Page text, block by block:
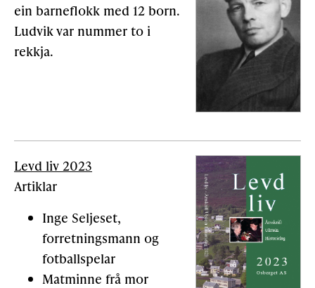
ein barneflokk med 12 born.
Ludvik var nummer to i
rekkja.
Levd liv 2023
Artiklar
Inge Seljeset,
forretningsmann og
fotballspelar
Matminne frå mor